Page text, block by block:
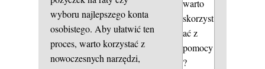
wyboru najlepszego konta
osobistego. Aby ułatwić ten
proces, warto korzystać z
nowoczesnych narzędzi,
warto
skorzyst
ać z
pomocy
?